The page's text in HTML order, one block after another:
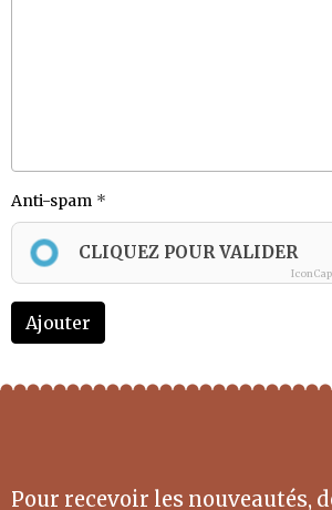
Anti-spam
CLIQUEZ POUR VALIDER
Ajouter
Pour recevoir les nouveautés,